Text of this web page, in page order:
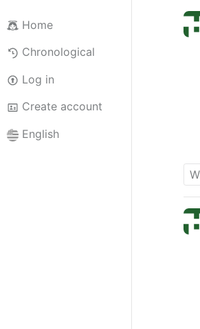
Home
Chronological
Log in
Create account
English